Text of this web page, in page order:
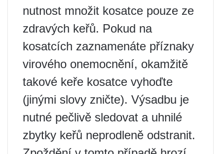
nutnost množit kosatce pouze ze
zdravých keřů. Pokud na
kosatcích zaznamenáte příznaky
virového onemocnění, okamžitě
takové keře kosatce vyhoďte
(jinými slovy zničte). Výsadbu je
nutné pečlivě sledovat a uhnilé
zbytky keřů neprodleně odstranit.